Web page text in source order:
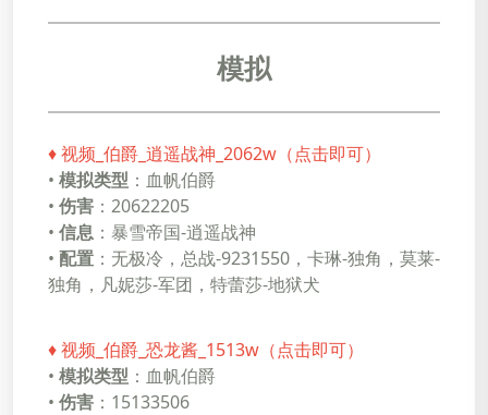
模拟
♦视频_伯爵_逍遥战神_2062w（点击即可）
• 模拟类型 ：血帆伯爵
• 伤害 ：20622205
• 信息 ：暴雪帝国-逍遥战神
• 配置 ：无极冷，总战-9231550，卡琳-独角，莫莱-
独角，凡妮莎-军团，特蕾莎-地狱犬
♦视频_伯爵_恐龙酱_1513w（点击即可）
• 模拟类型 ：血帆伯爵
• 伤害 ：15133506